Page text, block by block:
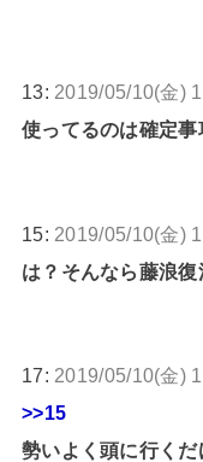
13: 2019/05/10(金)
使ってるのは確定
15: 2019/05/10(金)
は？そんなら藤浪復
17: 2019/05/10(金)
>>15
勢いよく頭に行く